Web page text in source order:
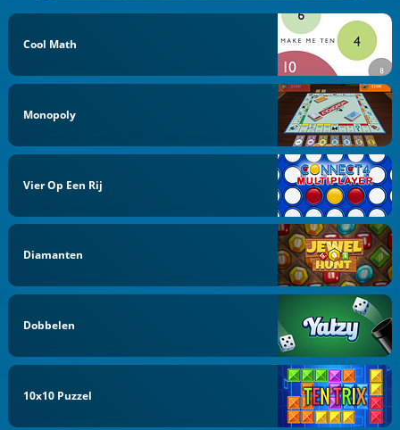
Cool Math
Monopoly
Vier Op Een Rij
Diamanten
Dobbelen
10x10 Puzzel